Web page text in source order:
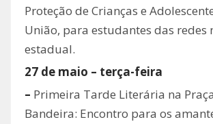
Proteção de Crianças e
União, para estudantes das redes
estadual.
27 de maio – terça-feira
– Primeira Tarde Literária na
Bandeira: Encontro para os